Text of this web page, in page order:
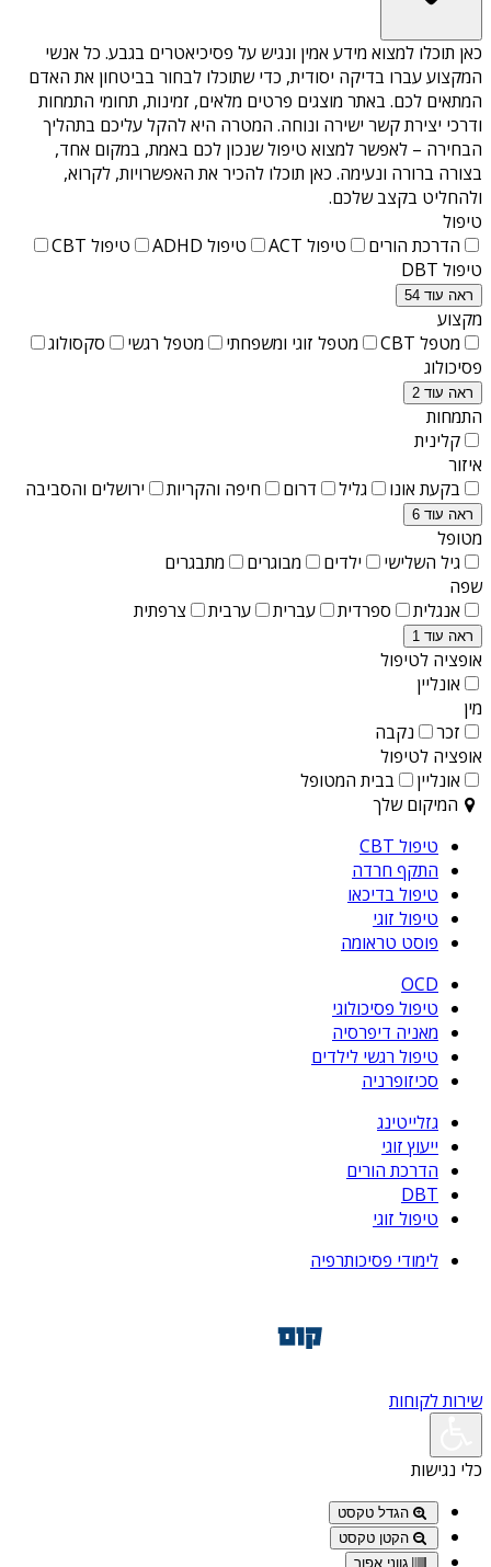
כאן תוכלו למצוא מידע אמין ונגיש על פסיכיאטרים בגבע. כל אנשי
המקצוע עברו בדיקה יסודית, כדי שתוכלו לבחור בביטחון את האדם
המתאים לכם. באתר מוצגים פרטים מלאים, זמינות, תחומי התמחות
ודרכי יצירת קשר ישירה ונוחה. המטרה היא להקל עליכם בתהליך
הבחירה – לאפשר למצוא טיפול שנכון לכם באמת, במקום אחד,
בצורה ברורה ונעימה. כאן תוכלו להכיר את האפשרויות, לקרוא,
ולהחליט בקצב שלכם.
טיפול
הדרכת הורים
טיפול ACT טיפול ADHD
טיפול CBT
טיפול DBT
ראה עוד 54
מקצוע
מטפל CBT
מטפל זוגי ומשפחתי מטפל רגשי
סקסולוג
פסיכולוג
ראה עוד 2
התמחות
קלינית
איזור
בקעת אונו
גליל דרום חיפה והקריות ירושלים והסביבה
ראה עוד 6
מטופל
גיל השלישי
ילדים מבוגרים
מתבגרים
שפה
אנגלית
ספרדית עברית ערבית צרפתית
ראה עוד 1
אופציה לטיפול
אונליין
מין
זכר
נקבה
אופציה לטיפול
אונליין
בבית המטופל
המיקום שלך
טיפול CBT
התקף חרדה
טיפול בדיכאו
טיפול זוגי
פוסט טראומה
OCD
טיפול פסיכולוגי
מאניה דיפרסיה
טיפול רגשי לילדים
סכיזופרניה
גזלייטינג
ייעוץ זוגי
הדרכת הורים
DBT
טיפול זוגי
לימודי פסיכותרפיה
שירות לקוחות
כלי נגישות
הגדל טקסט
הקטן טקסט
גווני אפור